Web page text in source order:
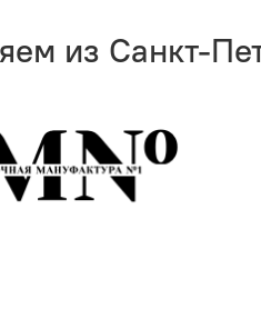
из Санкт-